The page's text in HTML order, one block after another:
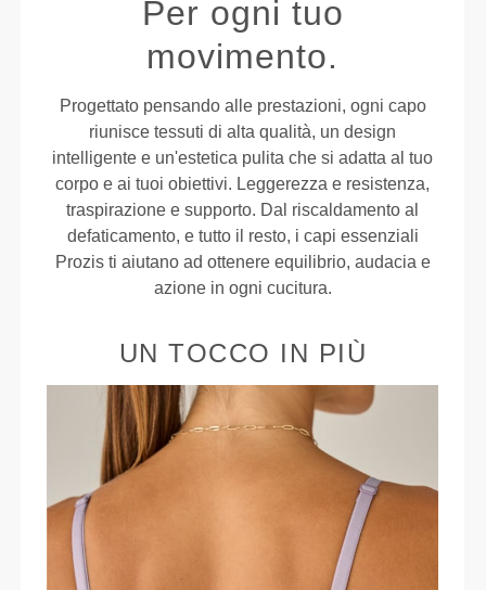
Per ogni tuo
movimento.
Progettato pensando alle prestazioni, ogni capo
riunisce tessuti di alta qualità, un design
intelligente e un'estetica pulita che si adatta al tuo
corpo e ai tuoi obiettivi. Leggerezza e resistenza,
traspirazione e supporto. Dal riscaldamento al
defaticamento, e tutto il resto, i capi essenziali
Prozis ti aiutano ad ottenere equilibrio, audacia e
azione in ogni cucitura.
UN TOCCO IN PIÙ